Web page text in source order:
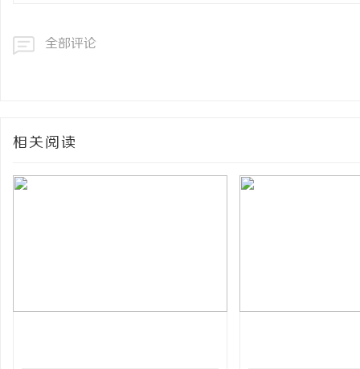
全部评论
相关阅读